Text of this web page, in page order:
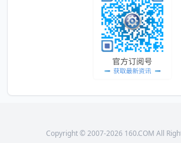
Copyright © 2007-2026 160.COM All